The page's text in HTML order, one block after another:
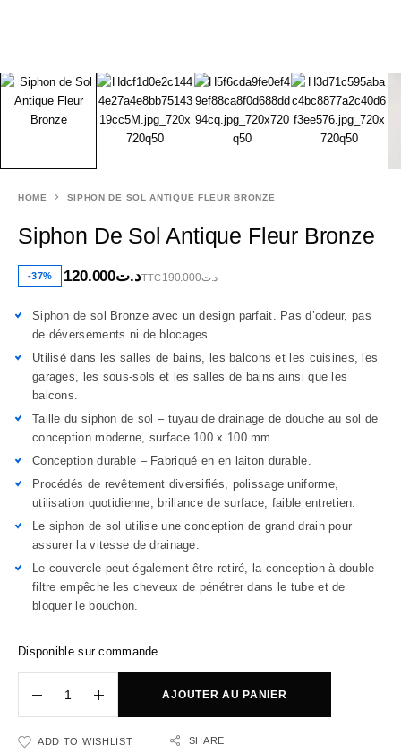
HOME SIPHON DE SOL ANTIQUE FLEUR BRONZE
Siphon De Sol Antique Fleur Bronze
-37% د.ت190.000 د.ت120.000 TTC
Siphon de sol Bronze avec un design parfait. Pas d’odeur, pas
de déversements ni de blocages.
Utilisé dans les salles de bains, les balcons et les cuisines, les
garages, les sous-sols et les salles de bains ainsi que les
balcons.
Taille du siphon de sol – tuyau de drainage de douche au sol de
conception moderne, surface 100 x 100 mm.
Conception durable – Fabriqué en en laiton durable.
Procédés de revêtement diversifiés, polissage uniforme,
utilisation quotidienne, brillance de surface, faible entretien.
Le siphon de sol utilise une conception de grand drain pour
assurer la vitesse de drainage.
Le couvercle peut également être retiré, la conception à double
filtre empêche les cheveux de pénétrer dans le tube et de
bloquer le bouchon.
Disponible sur commande
AJOUTER AU PANIER
ADD TO WISHLIST SHARE